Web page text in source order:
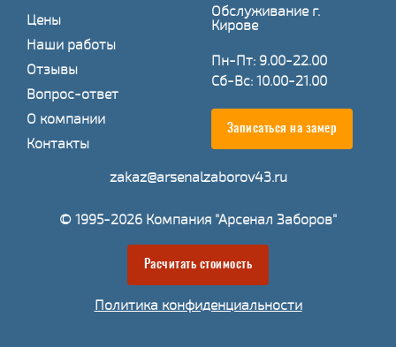
Цены
Наши работы
Отзывы
Вопрос-ответ
О компании
Контакты
Обслуживание г.
Кирове
Пн-Пт: 9.00-22.00
Сб-Вс: 10.00-21.00
Записаться на замер
zakaz@arsenalzaborov43.ru
© 1995-2026 Компания "Арсенал Заборов"
Расчитать стоимость
Политика конфиденциальности